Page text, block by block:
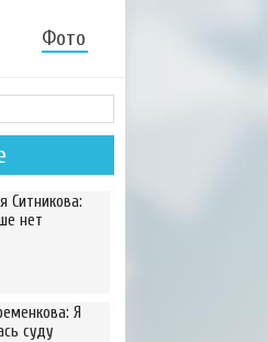
Фото
Ситникова:
нет
Я
суду